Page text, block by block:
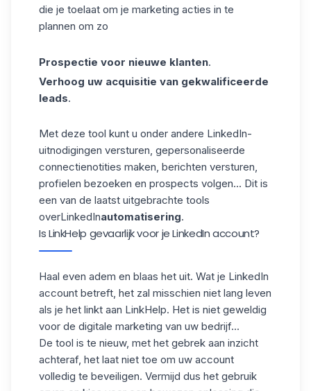
die je toelaat om je marketing acties in te
plannen om zo
Prospectie voor nieuwe klanten.
Verhoog uw acquisitie van gekwalificeerde
leads.
Met deze tool kunt u onder andere LinkedIn-
uitnodigingen versturen, gepersonaliseerde
connectienotities maken, berichten versturen,
profielen bezoeken en prospects volgen... Dit is
een van de laatst uitgebrachte tools
overLinkedInautomatisering.
Is LinkHelp gevaarlijk voor je LinkedIn account?
Haal even adem en blaas het uit. Wat je LinkedIn
account betreft, het zal misschien niet lang leven
als je het linkt aan LinkHelp. Het is niet geweldig
voor de digitale marketing van uw bedrijf...
De tool is te nieuw, met het gebrek aan inzicht
achteraf, het laat niet toe om uw account
volledig te beveiligen. Vermijd dus het gebruik